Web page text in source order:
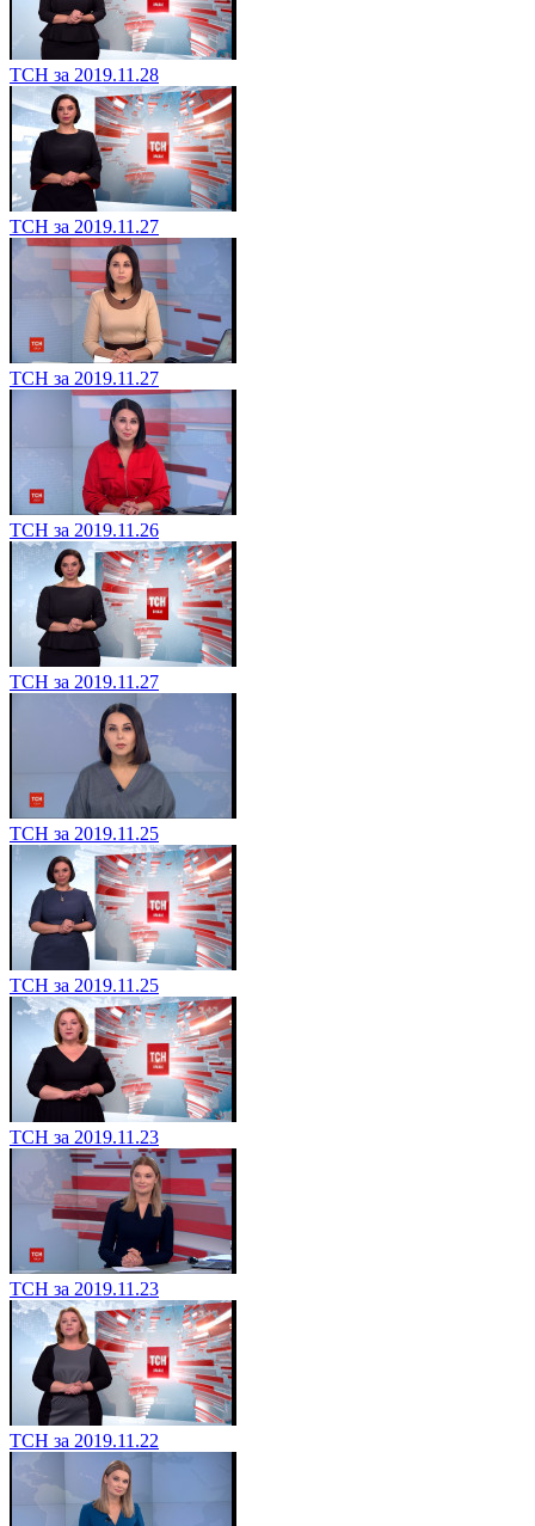
ТСН за 2019.11.28
ТСН за 2019.11.27
ТСН за 2019.11.27
ТСН за 2019.11.26
ТСН за 2019.11.27
ТСН за 2019.11.25
ТСН за 2019.11.25
ТСН за 2019.11.23
ТСН за 2019.11.23
ТСН за 2019.11.22